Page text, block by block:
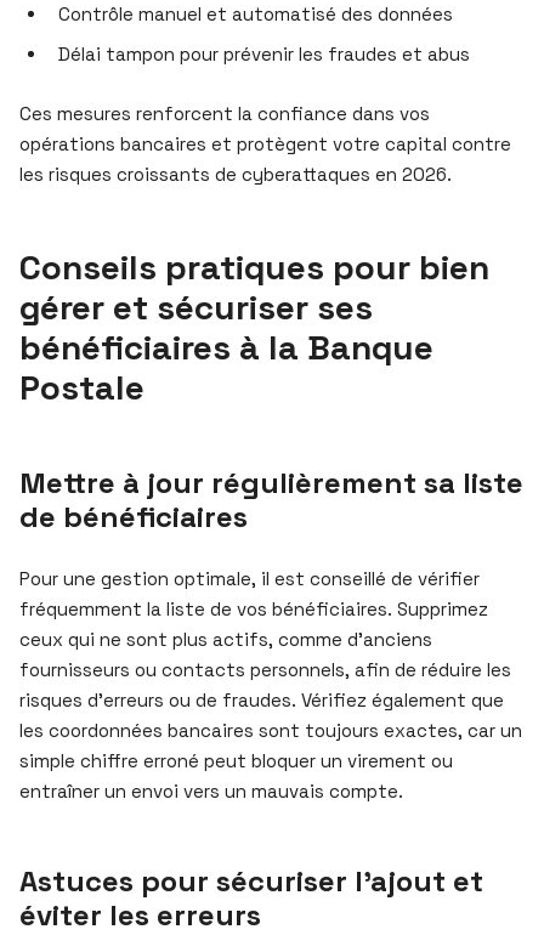
Contrôle manuel et automatisé des données
Délai tampon pour prévenir les fraudes et abus
Ces mesures renforcent la confiance dans vos
opérations bancaires et protègent votre capital contre
les risques croissants de cyberattaques en 2026.
Conseils pratiques pour bien
gérer et sécuriser ses
bénéficiaires à la Banque
Postale
Mettre à jour régulièrement sa liste
de bénéficiaires
Pour une gestion optimale, il est conseillé de vérifier
fréquemment la liste de vos bénéficiaires. Supprimez
ceux qui ne sont plus actifs, comme d’anciens
fournisseurs ou contacts personnels, afin de réduire les
risques d’erreurs ou de fraudes. Vérifiez également que
les coordonnées bancaires sont toujours exactes, car un
simple chiffre erroné peut bloquer un virement ou
entraîner un envoi vers un mauvais compte.
Astuces pour sécuriser l’ajout et
éviter les erreurs